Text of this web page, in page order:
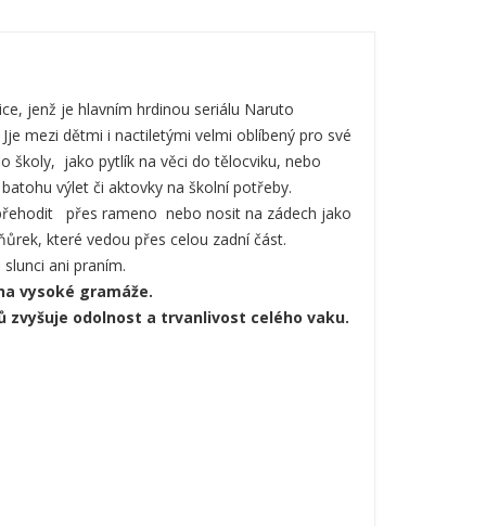
jenž je hlavním hrdinou seriálu Naruto
mezi dětmi i nactiletými velmi oblíbený pro své
školy, jako pytlík na věci do tělocviku, nebo
výlet či aktovky na školní potřeby.
přes rameno nebo nosit na zádech jako
které vedou přes celou zadní část.
ani praním.
vysoké gramáže.
zvyšuje odolnost a trvanlivost celého vaku.